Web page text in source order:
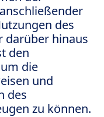
des
darüber hinaus
den
die
und
des
zu können.